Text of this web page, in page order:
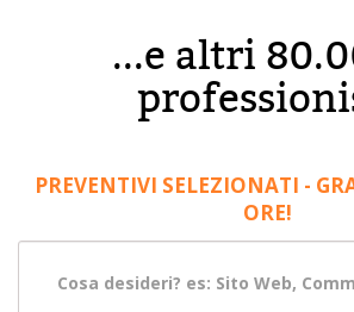
...e altri
PREVENTIVI SELEZIONATI -
ORE!